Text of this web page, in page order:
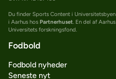
Du finder Sports Content i Universitetsbyen
i Aarhus hos Partnerhuset. En del af Aarhus
Universitets forskningsfond.
Fodbold
Fodbold nyheder
Seneste nyt